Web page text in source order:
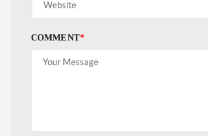
COMMENT*